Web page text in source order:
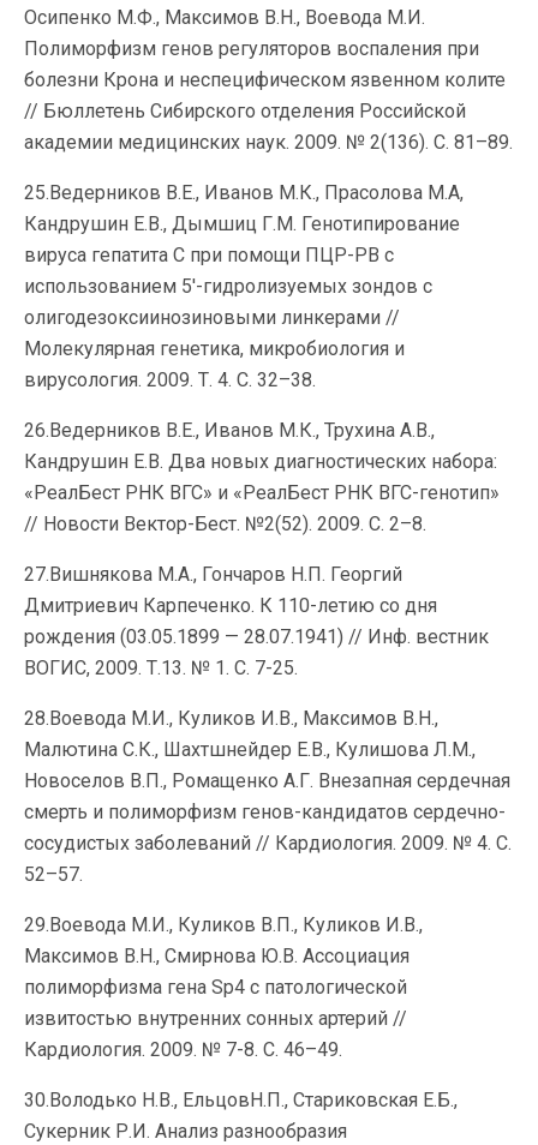
Осипенко М.Ф., Максимов В.Н., Воевода М.И.
Полиморфизм генов регуляторов воспаления при
болезни Крона и неспецифическом язвенном колите
// Бюллетень Сибирского отделения Российской
академии медицинских наук. 2009. № 2(136). С. 81–89.
25.Ведерников В.Е., Иванов М.К., Прасолова М.А,
Кандрушин Е.В., Дымшиц Г.М. Генотипирование
вируса гепатита С при помощи ПЦР-РВ с
использованием 5′-гидролизуемых зондов с
олигодезоксиинозиновыми линкерами //
Молекулярная генетика, микробиология и
вирусология. 2009. Т. 4. С. 32–38.
26.Ведерников В.Е., Иванов М.К., Трухина А.В.,
Кандрушин Е.В. Два новых диагностических набора:
«РеалБест РНК ВГС» и «РеалБест РНК ВГС-генотип»
// Новости Вектор-Бест. №2(52). 2009. С. 2–8.
27.Вишнякова М.А., Гончаров Н.П. Георгий
Дмитриевич Карпеченко. К 110-летию со дня
рождения (03.05.1899 — 28.07.1941) // Инф. вестник
ВОГИС, 2009. Т.13. № 1. C. 7-25.
28.Воевода М.И., Куликов И.В., Максимов В.Н.,
Малютина С.К., Шахтшнейдер Е.В., Кулишова Л.М.,
Новоселов В.П., Ромащенко А.Г. Внезапная сердечная
смерть и полиморфизм генов-кандидатов сердечно-
сосудистых заболеваний // Кардиология. 2009. № 4. С.
52–57.
29.Воевода М.И., Куликов В.П., Куликов И.В.,
Максимов В.Н., Смирнова Ю.В. Ассоциация
полиморфизма гена Sp4 с патологической
извитостью внутренних сонных артерий //
Кардиология. 2009. № 7-8. С. 46–49.
30.Володько Н.В., ЕльцовН.П., Стариковская Е.Б.,
Сукерник Р.И. Анализ разнообразия